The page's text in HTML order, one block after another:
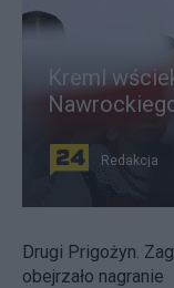
Kreml
Redakcja
Drugi Prigożyn.
obejrzało nagranie